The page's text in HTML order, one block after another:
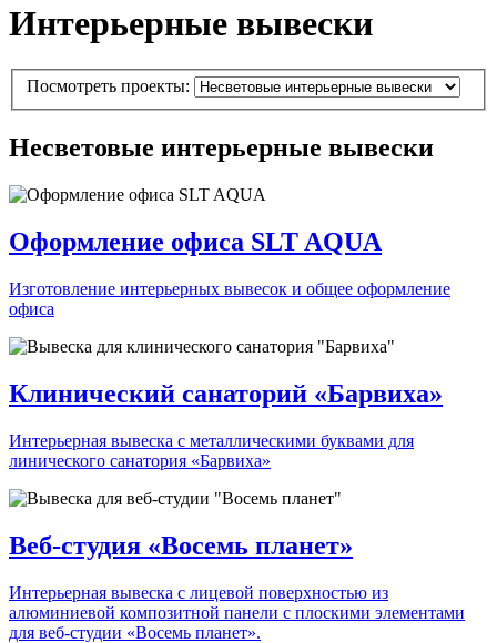
Интерьерные вывески
Посмотреть проекты:
Несветовые интерьерные вывески
Оформление офиса SLT AQUA
Изготовление интерьерных вывесок и общее оформление
офиса
Клинический санаторий «Барвиха»
Интерьерная вывеска с металлическими буквами для
линического санатория «Барвиха»
Веб-студия «Восемь планет»
Интерьерная вывеска с лицевой поверхностью из
алюминиевой композитной панели с плоскими элементами
для веб-студии «Восемь планет».